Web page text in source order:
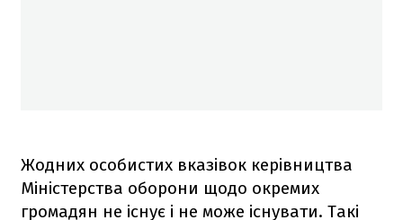
Жодних особистих вказівок керівництва
Міністерства оборони щодо окремих
громадян не існує і не може існувати. Такі